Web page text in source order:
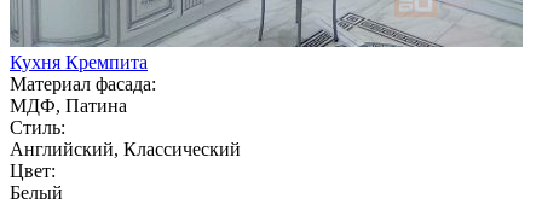
Кухня Кремпита
Материал фасада:
МДФ, Патина
Стиль:
Английский, Классический
Цвет:
Белый